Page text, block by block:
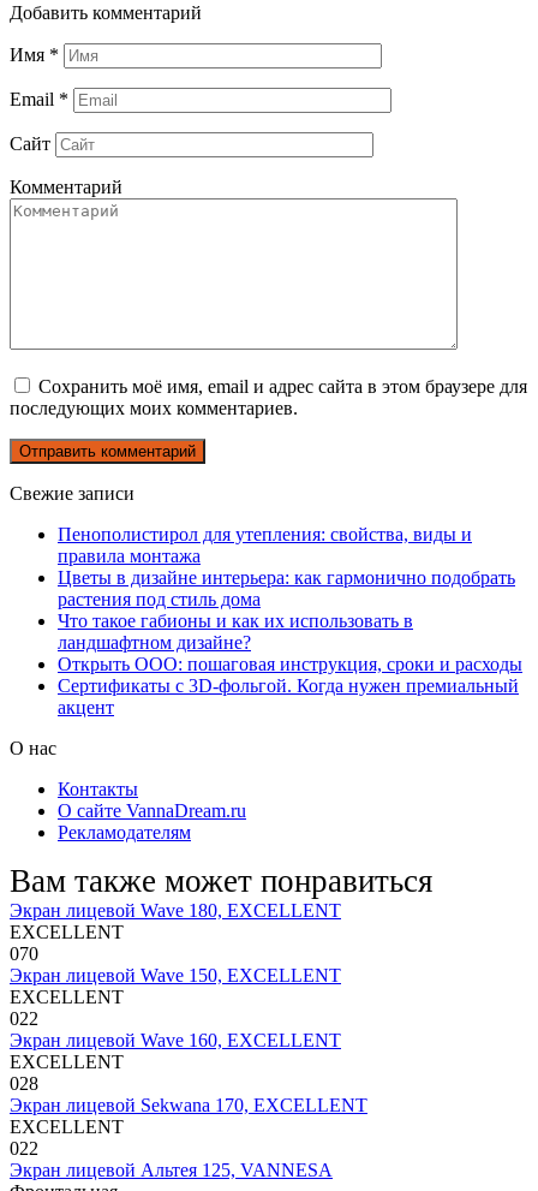
Добавить комментарий
Имя *
Email *
Сайт
Комментарий
Сохранить моё имя, email и адрес сайта в этом браузере для
последующих моих комментариев.
Свежие записи
Пенополистирол для утепления: свойства, виды и
правила монтажа
Цветы в дизайне интерьера: как гармонично подобрать
растения под стиль дома
Что такое габионы и как их использовать в
ландшафтном дизайне?
Открыть ООО: пошаговая инструкция, сроки и расходы
Сертификаты с 3D-фольгой. Когда нужен премиальный
акцент
О нас
Контакты
О сайте VannaDream.ru
Рекламодателям
Вам также может понравиться
Экран лицевой Wave 180, EXCELLENT
EXCELLENT
070
Экран лицевой Wave 150, EXCELLENT
EXCELLENT
022
Экран лицевой Wave 160, EXCELLENT
EXCELLENT
028
Экран лицевой Sekwana 170, EXCELLENT
EXCELLENT
022
Экран лицевой Альтея 125, VANNESA